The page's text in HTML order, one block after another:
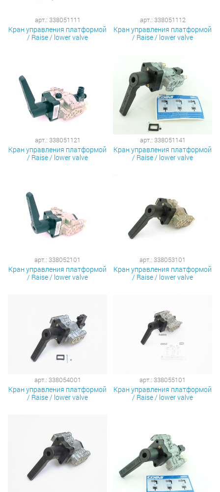
арт.: 338051111
Кран управления платформой
/ Raise / lower valve
арт.: 338051112
Кран управления платформой
/ Raise / lower valve
арт.: 338051121
Кран управления платформой
/ Raise / lower valve
арт.: 338051141
Кран управления платформой
/ Raise / lower valve
арт.: 338052101
Кран управления платформой
/ Raise / lower valve
арт.: 338053101
Кран управления платформой
/ Raise / lower valve
арт.: 338054001
Кран управления платформой
/ Raise / lower valve
арт.: 338055101
Кран управления платформой
/ Raise / lower valve